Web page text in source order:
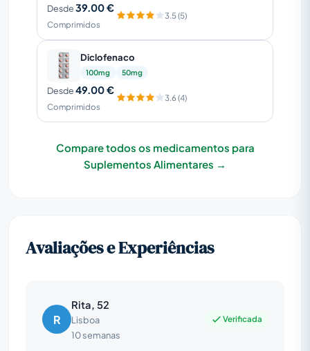
Desde39.00 €
Comprimidos
3.5 (5)
Diclofenaco
100mg 50mg
Desde49.00 €
Comprimidos
3.6 (4)
Compare todos os medicamentos para
Suplementos Alimentares →
Avaliações e Experiências
R
Rita, 52
Lisboa
10 semanas
Verificada